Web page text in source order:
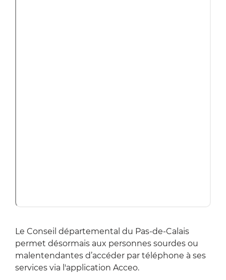
Le Conseil départemental du Pas-de-Calais
permet désormais aux personnes sourdes ou
malentendantes d’accéder par téléphone à ses
services via l'application Acceo.